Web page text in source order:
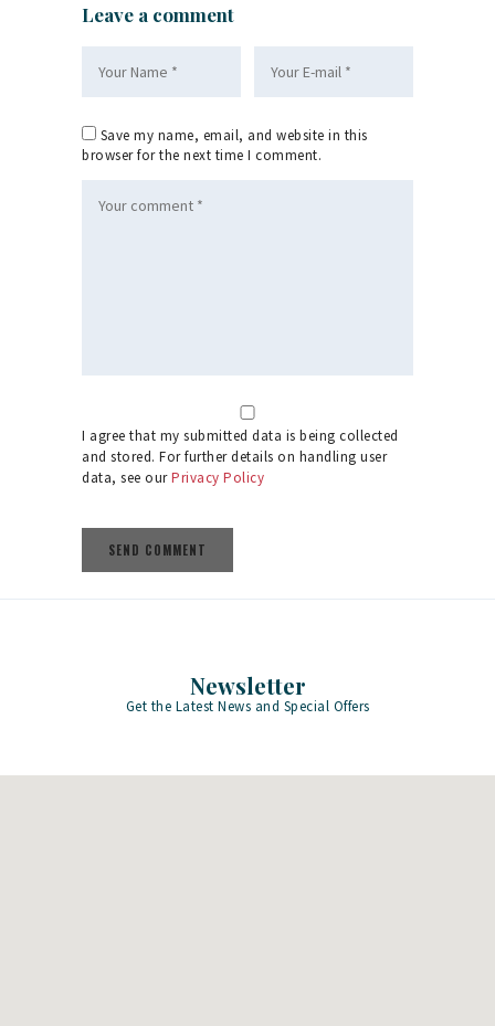
Leave a comment
Save my name, email, and website in this
browser for the next time I comment.
I agree that my submitted data is being collected
and stored. For further details on handling user
data, see ourPrivacy Policy
Newsletter
Get the Latest News and Special Offers